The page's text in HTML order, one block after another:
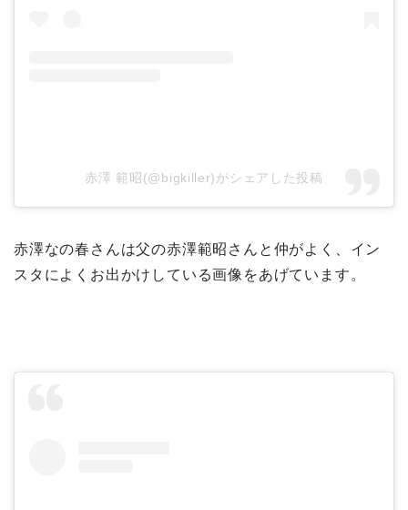
赤澤 範昭(@bigkiller)がシェアした投稿
赤澤なの春さんは父の赤澤範昭さんと仲がよく、イン
スタによくお出かけしている画像をあげています。